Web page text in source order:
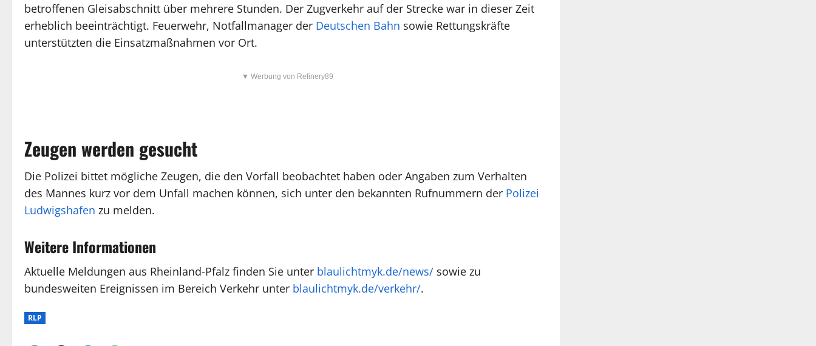
betroffenen Gleisabschnitt über mehrere Stunden. Der Zugverkehr auf der Strecke war in dieser Zeit
erheblich beeinträchtigt. Feuerwehr, Notfallmanager der Deutschen Bahn sowie Rettungskräfte
unterstützten die Einsatzmaßnahmen vor Ort.
▼ Werbung von Refinery89
Zeugen werden gesucht
Die Polizei bittet mögliche Zeugen, die den Vorfall beobachtet haben oder Angaben zum Verhalten
des Mannes kurz vor dem Unfall machen können, sich unter den bekannten Rufnummern der Polizei
Ludwigshafen zu melden.
Weitere Informationen
Aktuelle Meldungen aus Rheinland-Pfalz finden Sie unter blaulichtmyk.de/news/ sowie zu
bundesweiten Ereignissen im Bereich Verkehr unter blaulichtmyk.de/verkehr/.
RLP